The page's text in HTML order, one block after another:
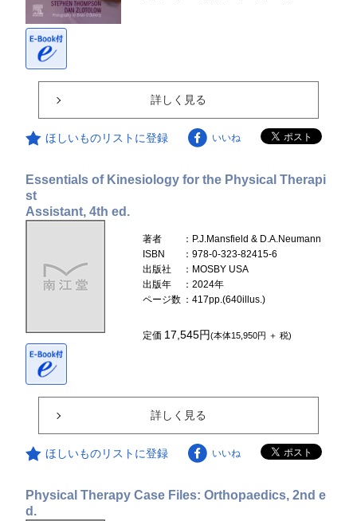
詳しく見る
ほしいものリストに登録 いいね
Essentials of Kinesiology for the Physical Therapi
st
Assistant, 4th ed.
著者
：P.J.Mansfield & D.A.Neumann
ISBN
：978-0-323-82415-6
出版社
：MOSBY USA
出版年
：2024年
ページ数 ：417pp.(640illus.)
定価 17,545円(本体15,950円 ＋ 税)
詳しく見る
ほしいものリストに登録 いいね
Physical Therapy Case Files: Orthopaedics, 2nd e
d.